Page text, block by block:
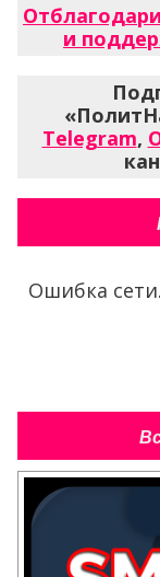
и
Telegram,
Ошибка